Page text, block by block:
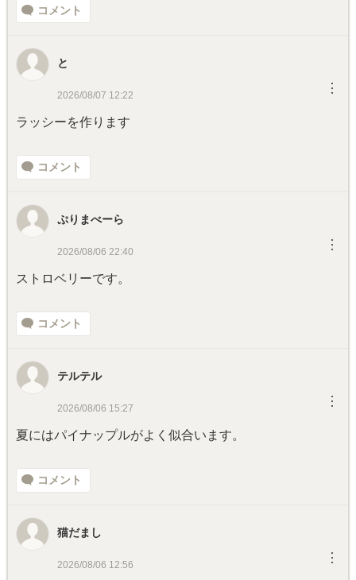
コメント
と
2026/08/07 12:22 ︙
ラッシーを作ります
コメント
ぷりまべーら
2026/08/06 22:40 ︙
ストロベリーです。
コメント
テルテル
2026/08/06 15:27 ︙
夏にはパイナップルがよく似合います。
コメント
猫だまし
2026/08/06 12:56 ︙